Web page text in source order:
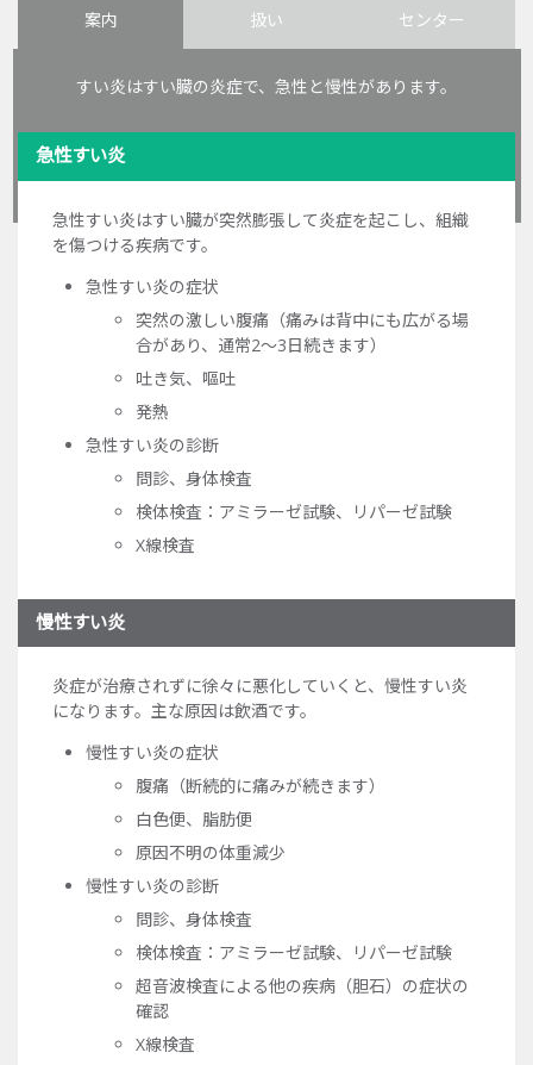
案内 扱い センター
すい炎はすい臓の炎症で、急性と慢性があります。
急性すい炎
急性すい炎はすい臓が突然膨張して炎症を起こし、組織
を傷つける疾病です。
急性すい炎の症状
突然の激しい腹痛（痛みは背中にも広がる場
合があり、通常2～3日続きます）
吐き気、嘔吐
発熱
急性すい炎の診断
問診、身体検査
検体検査：アミラーゼ試験、リパーゼ試験
X線検査
慢性すい炎
炎症が治療されずに徐々に悪化していくと、慢性すい炎
になります。主な原因は飲酒です。
慢性すい炎の症状
腹痛（断続的に痛みが続きます）
白色便、脂肪便
原因不明の体重減少
慢性すい炎の診断
問診、身体検査
検体検査：アミラーゼ試験、リパーゼ試験
超音波検査による他の疾病（胆石）の症状の
確認
X線検査